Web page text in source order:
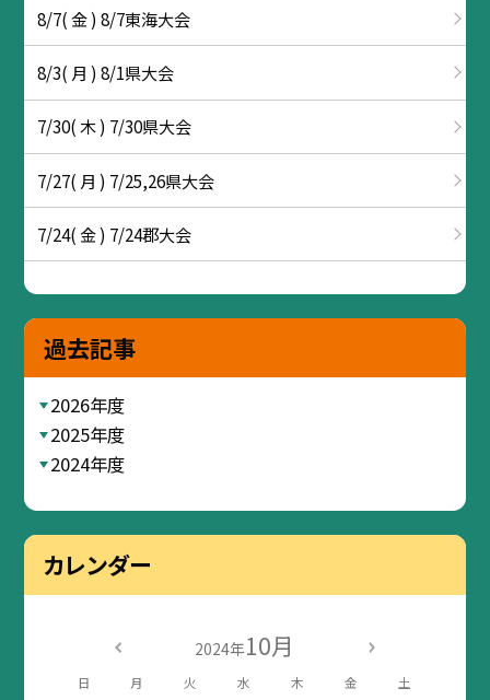
8/7( 金 ) 8/7東海大会
8/3( 月 ) 8/1県大会
7/30( 木 ) 7/30県大会
7/27( 月 ) 7/25,26県大会
7/24( 金 ) 7/24郡大会
過去記事
2026年度
2025年度
2024年度
カレンダー
2024年10月
日 月 火 水 木 金 土